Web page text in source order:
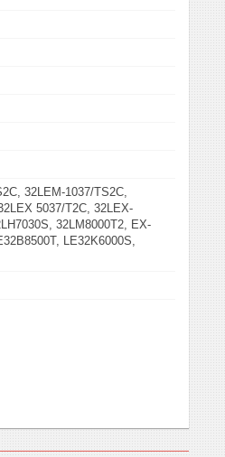
32LEM-1037/TS2C,
5037/T2C, 32LEX-
32LM8000T2, EX-
LE32K6000S,